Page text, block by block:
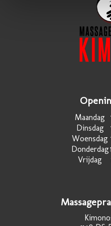
Maandag
Dinsdag
Woensdag
Donderdag
Vrijdag